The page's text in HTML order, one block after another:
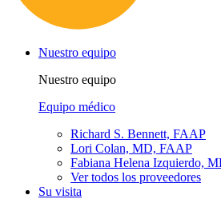
Nuestro equipo
Nuestro equipo
Equipo médico
Richard S. Bennett, FAAP
Lori Colan, MD, FAAP
Fabiana Helena Izquierdo,
Ver todos los proveedores
Su visita